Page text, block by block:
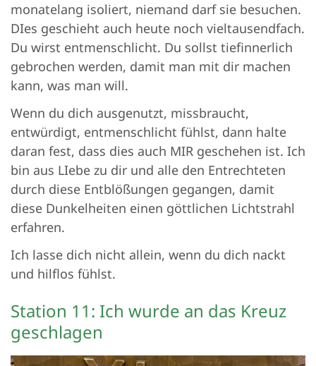
monatelang isoliert, niemand darf sie besuchen.
DIes geschieht auch heute noch vieltausendfach.
Du wirst entmenschlicht. Du sollst tiefinnerlich
gebrochen werden, damit man mit dir machen
kann, was man will.
Wenn du dich ausgenutzt, missbraucht,
entwürdigt, entmenschlicht fühlst, dann halte
daran fest, dass dies auch MIR geschehen ist. Ich
bin aus LIebe zu dir und alle den Entrechteten
durch diese Entblößungen gegangen, damit
diese Dunkelheiten einen göttlichen Lichtstrahl
erfahren.
Ich lasse dich nicht allein, wenn du dich nackt
und hilflos fühlst.
Station 11: Ich wurde an das Kreuz
geschlagen